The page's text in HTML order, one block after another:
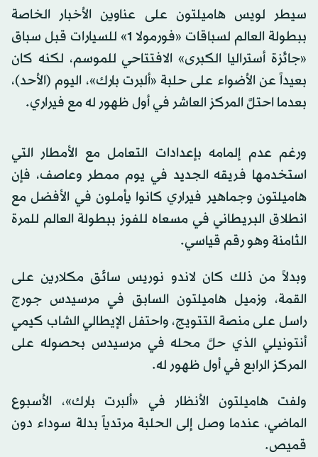
سيطر لويس هاميلتون على عناوين الأخبار الخاصة
ببطولة العالم لسباقات «فورمولا 1» للسيارات قبل سباق
«جائزة أستراليا الكبرى» الافتتاحي للموسم، لكنه كان
بعيداً عن الأضواء على حلبة «ألبرت بارك»، اليوم (الأحد)،
بعدما احتلَّ المركز العاشر في أول ظهور له مع فيراري.
ورغم عدم إلمامه بإعدادات التعامل مع الأمطار التي
استخدمها فريقه الجديد في يوم ممطر وعاصف، فإن
هاميلتون وجماهير فيراري كانوا يأملون في الأفضل مع
انطلاق البريطاني في مسعاه للفوز ببطولة العالم للمرة
الثامنة وهو رقم قياسي.
وبدلاً من ذلك كان لاندو نوريس سائق مكلارين على
القمة، وزميل هاميلتون السابق في مرسيدس جورج
راسل على منصة التتويج، واحتفل الإيطالي الشاب كيمي
أنتونيلي الذي حلَّ محله في مرسيدس بحصوله على
المركز الرابع في أول ظهور له.
ولفت هاميلتون الأنظار في «ألبرت بارك»، الأسبوع
الماضي، عندما وصل إلى الحلبة مرتدياً بدلة سوداء دون
قميص.